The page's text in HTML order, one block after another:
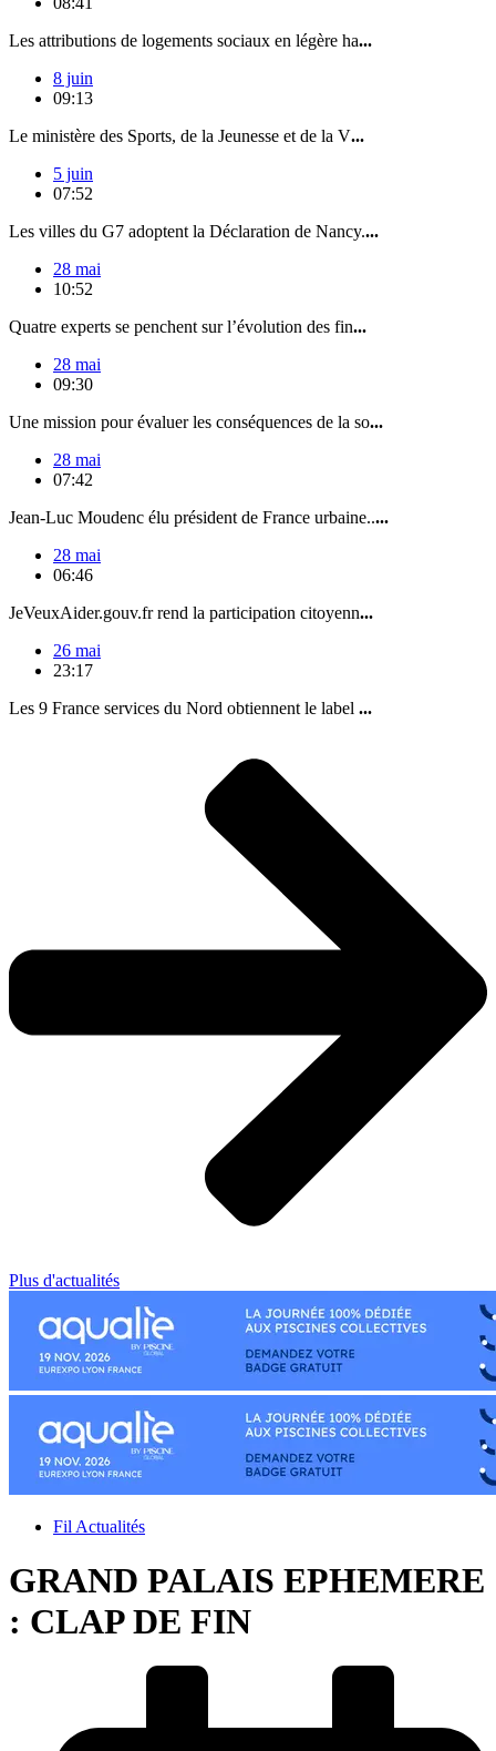
Les attributions de logements sociaux en légère ha...
8 juin
09:13
Le ministère des Sports, de la Jeunesse et de la V...
5 juin
07:52
Les villes du G7 adoptent la Déclaration de Nancy....
28 mai
10:52
Quatre experts se penchent sur l’évolution des fin...
28 mai
09:30
Une mission pour évaluer les conséquences de la so...
28 mai
07:42
Jean-Luc Moudenc élu président de France urbaine.....
28 mai
06:46
JeVeuxAider.gouv.fr rend la participation citoyenn...
26 mai
23:17
Les 9 France services du Nord obtiennent le label ...
Plus d'actualités
Fil Actualités
GRAND PALAIS EPHEMERE
: CLAP DE FIN